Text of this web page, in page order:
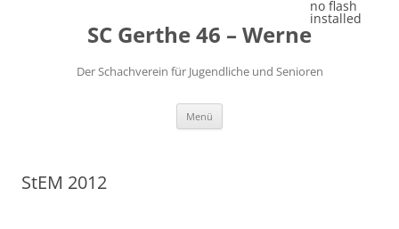
SC Gerthe 46 – Werne
Der Schachverein für Jugendliche und Senioren
Menü
StEM 2012
no flash
installed